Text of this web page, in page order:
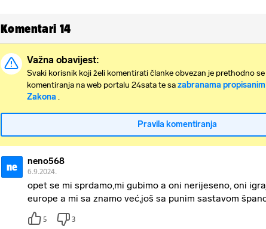
Komentari 14
Važna obavijest:
Svaki korisnik koji želi komentirati članke obvezan je prethodno
komentiranja na web portalu 24sata te sazabranama
Zakona .
Pravila komentiranja
ne neno568
6.9.2024.
opet se mi sprdamo,mi gubimo a oni nerijeseno, oni
europe a mi sa znamo već,još sa punim sastavom
5 3